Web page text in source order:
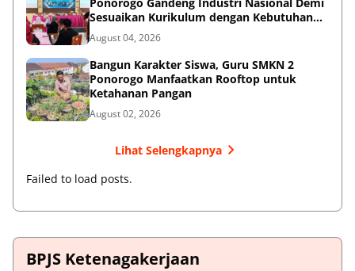
Ponorogo Gandeng Industri Nasional Demi
Sesuaikan Kurikulum dengan Kebutuhan
Dunia Kerja
August 04, 2026
Bangun Karakter Siswa, Guru SMKN 2
Ponorogo Manfaatkan Rooftop untuk
Ketahanan Pangan
August 02, 2026
Lihat Selengkapnya
Failed to load posts.
BPJS Ketenagakerjaan